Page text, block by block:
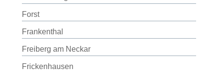
Forst
Frankenthal
Freiberg am Neckar
Frickenhausen